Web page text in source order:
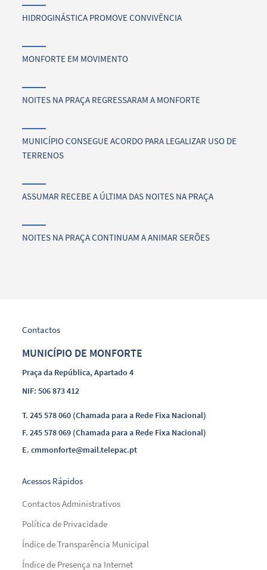
HIDROGINÁSTICA PROMOVE CONVIVÊNCIA
MONFORTE EM MOVIMENTO
NOITES NA PRAÇA REGRESSARAM A MONFORTE
MUNICÍPIO CONSEGUE ACORDO PARA LEGALIZAR USO DE
TERRENOS
ASSUMAR RECEBE A ÚLTIMA DAS NOITES NA PRAÇA
NOITES NA PRAÇA CONTINUAM A ANIMAR SERÕES
Contactos
MUNICÍPIO DE MONFORTE
Praça da República, Apartado 4
NIF: 506 873 412
T.245 578 060 (Chamada para a Rede Fixa Nacional)
F.245 578 069 (Chamada para a Rede Fixa Nacional)
E.cmmonforte@mail.telepac.pt
Acessos Rápidos
Contactos Administrativos
Política de Privacidade
Índice de Transparência Municipal
Índice de Presença na Internet